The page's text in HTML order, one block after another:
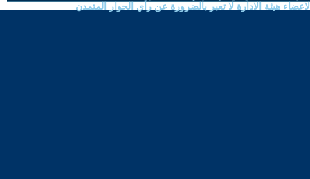
هيئة الادارة لا تعبر بالضرورة عن رأي الحوار المتمدن